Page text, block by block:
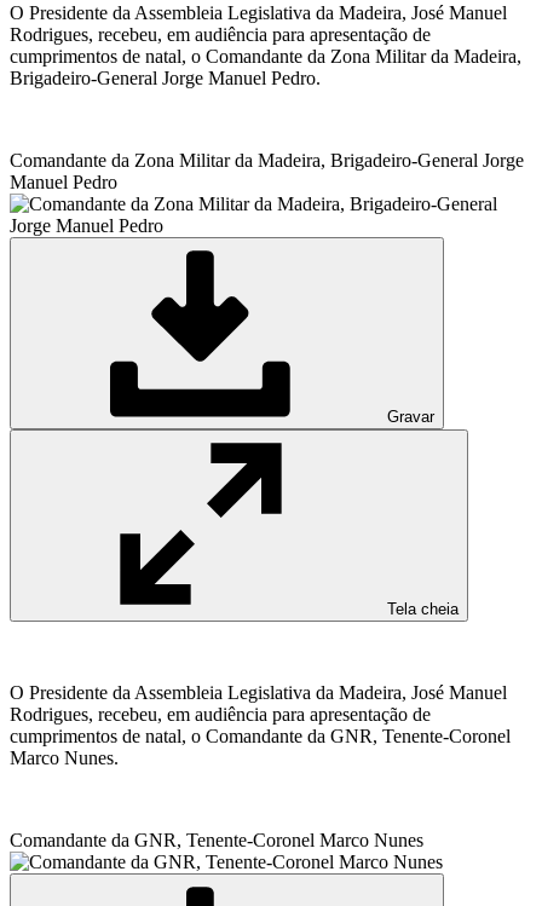
O Presidente da Assembleia Legislativa da Madeira, José Manuel
Rodrigues, recebeu, em audiência para apresentação de
cumprimentos de natal, o Comandante da Zona Militar da Madeira,
Brigadeiro-General Jorge Manuel Pedro.
Comandante da Zona Militar da Madeira, Brigadeiro-General Jorge
Manuel Pedro
Gravar
Tela cheia
O Presidente da Assembleia Legislativa da Madeira, José Manuel
Rodrigues, recebeu, em audiência para apresentação de
cumprimentos de natal, o Comandante da GNR, Tenente-Coronel
Marco Nunes.
Comandante da GNR, Tenente-Coronel Marco Nunes